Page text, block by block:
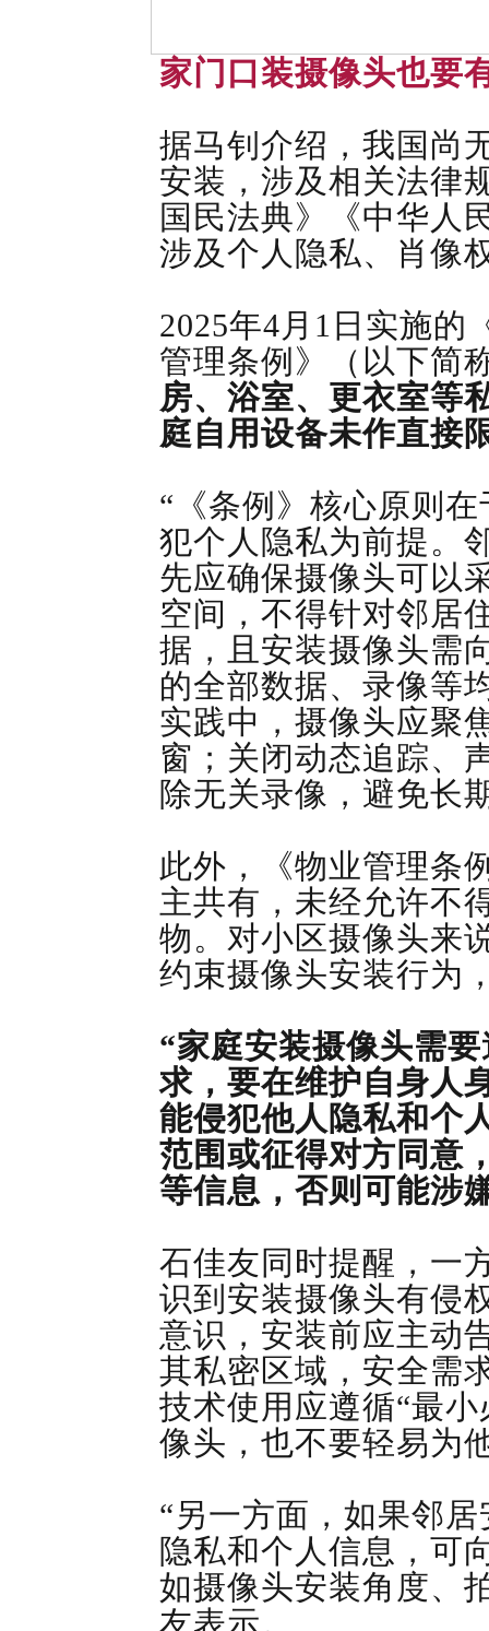
家门口装摄像头也要
据马钊介绍，我国尚
安装，涉及相关法律
国民法典》《中华人
涉及个人隐私、肖像
2025年4月1日实施的
管理条例》（以下简
房、浴室、更衣室等
庭自用设备未作直接
“《条例》核心原则
犯个人隐私为前提。
先应确保摄像头可以
空间，不得针对邻居
据，且安装摄像头需
的全部数据、录像等
实践中，摄像头应聚
窗；关闭动态追踪、
除无关录像，避免长
此外，《物业管理条
主共有，未经允许不
物。对小区摄像头来
约束摄像头安装行为
“家庭安装摄像头需
求，要在维护自身人
能侵犯他人隐私和个
范围或征得对方同意
等信息，否则可能涉
石佳友同时提醒，一
识到安装摄像头有侵
意识，安装前应主动
其私密区域，安全需
技术使用应遵循“最
像头，也不要轻易为
“另一方面，如果邻
隐私和个人信息，可
如摄像头安装角度、
友表示。